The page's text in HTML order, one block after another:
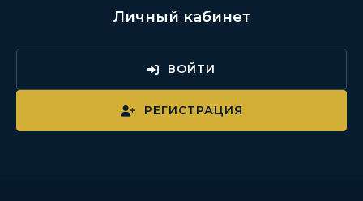
Личный кабинет
ВОЙТИ
РЕГИСТРАЦИЯ